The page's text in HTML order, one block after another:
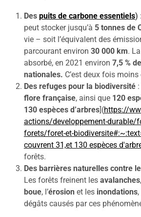
Des puits de carbone essentiels)
peut stocker jusqu’à 5 tonnes de
vie – soit l’équivalent des
parcourant environ 30 000 km.
absorbé, en 2021 environ 7,5 %
nationales. C’est deux fois
Des refuges pour la biodiversité:
flore française, ainsi que 120
130 espèces d’arbres](https://
actions/developpement-durable/
forets/foret-et-
couvrent 31,et 130 espèces
forêts.
Des barrières naturelles contre
Les forêts freinent les avalanches
boue, l’érosionet les inondations
dégâts causés par ces